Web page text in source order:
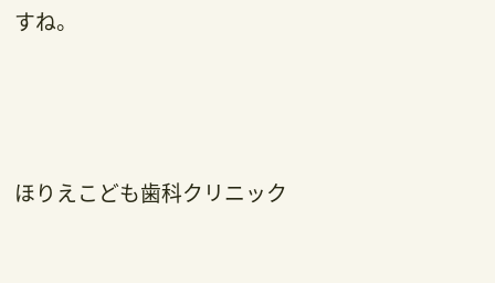
すね。
ほりえこども歯科クリニック